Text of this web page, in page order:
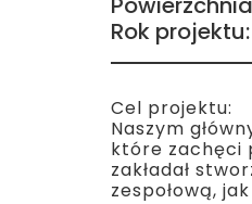
Rok projektu:
Cel projektu:
Naszym
które zachęci
zakładał
zespołową,